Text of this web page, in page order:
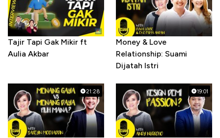
Tajir Tapi Gak Mikir ft
Aulia Akbar
Money & Love
Relationship: Suami
Dijatah Istri
21:28 19:01